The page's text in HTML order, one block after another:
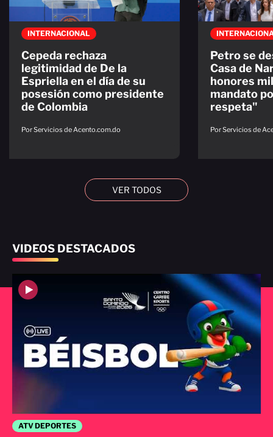
INTERNACIONAL
Cepeda rechaza
legitimidad de De la
Espriella en el día de su
posesión como presidente
de Colombia
Por Servicios de Acento.com.do
Petro se
Casa de
honores
mandato
respeta"
Por Servicios de
VER TODOS
VIDEOS DESTACADOS
ATV DEPORTES